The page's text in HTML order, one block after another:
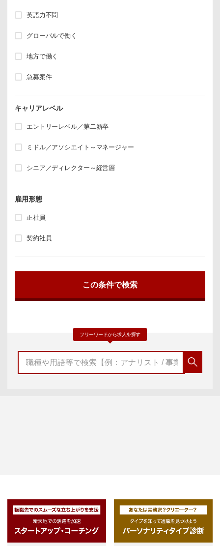
英語力不問
グローバルで働く
地方で働く
急募案件
キャリアレベル
エントリーレベル／第二新卒
ミドル／アソシエイト～マネージャー
シニア／ディレクター～経営層
雇用形態
正社員
契約社員
フリーワードから求人を探す